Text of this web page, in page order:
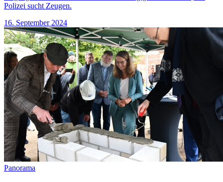
Polizei sucht Zeugen.
16. September 2024
Panorama